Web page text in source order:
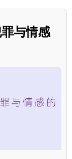
与情感